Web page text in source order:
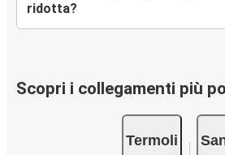
ridotta?
Scopri i collegamenti più
Termoli